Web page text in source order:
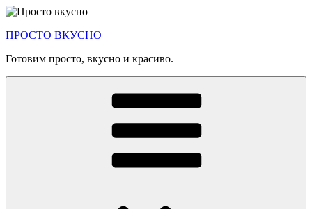
Перейти
содержимому
ПРОСТО ВКУСНО
Готовим просто, вкусно и красиво.